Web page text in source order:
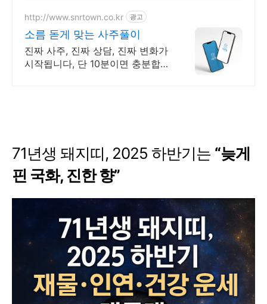
http://www.snrtown.co.kr 광고
소름 돋게 맞는 사주풀이
진짜 사주, 진짜 상담, 진짜 변화가
시작됩니다, 단 10분이면 충분합니
71년생 돼지띠, 2025 하반기는 “늦게
핀 국화, 진한 향”